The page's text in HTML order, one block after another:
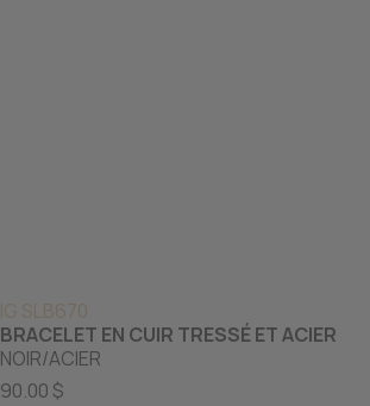
IG SLB670
BRACELET EN CUIR TRESSÉ ET ACIER
NOIR/ACIER
90.00 $